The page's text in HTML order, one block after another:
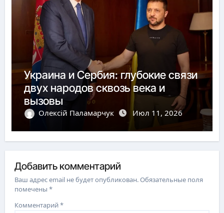
Украина и Сербия: глубокие связи
двух народов сквозь века и
вызовы
Олексій Паламарчук Июл 11, 2026
Добавить комментарий
Ваш адрес email не будет опубликован.Обязательные поля
помечены*
Комментарий*